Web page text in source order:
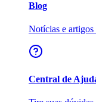
Blog
Notícias e
Central de